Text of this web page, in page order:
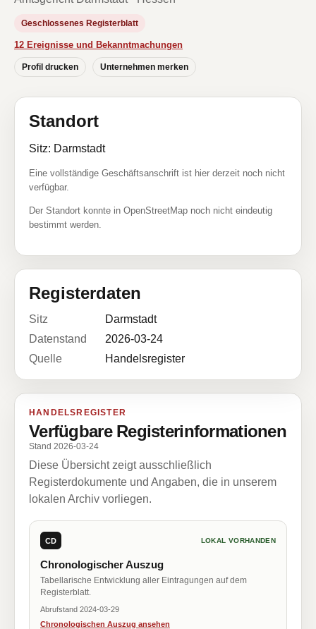
Geschlossenes Registerblatt
12 Ereignisse und Bekanntmachungen
Profil drucken Unternehmen merken
Standort
Sitz: Darmstadt
Eine vollständige Geschäftsanschrift ist hier derzeit noch nicht
verfügbar.
Der Standort konnte in OpenStreetMap noch nicht eindeutig
bestimmt werden.
Registerdaten
Sitz
Darmstadt
Datenstand
2026-03-24
Quelle
Handelsregister
HANDELSREGISTER
Verfügbare Registerinformationen
Stand 2026-03-24
Diese Übersicht zeigt ausschließlich
Registerdokumente und Angaben, die in unserem
lokalen Archiv vorliegen.
CD LOKAL VORHANDEN
Chronologischer Auszug
Tabellarische Entwicklung aller Eintragungen auf dem
Registerblatt.
Abrufstand 2024-03-29
Chronologischen Auszug ansehen